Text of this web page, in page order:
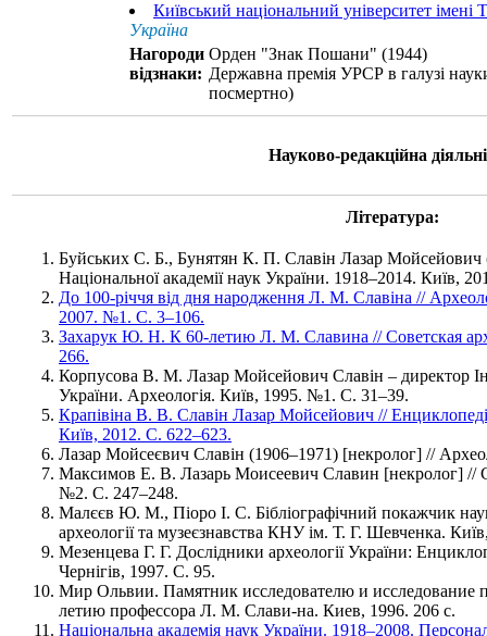
Київський національний університет імені
Україна
Нагороди
відзнаки:
Орден "Знак Пошани" (1944)
Державна премія УРСР в галузі
посмертно)
Науково-редакційна
Література:
Буйських С. Б., Бунятян К. П. Славін Лазар Мойсейович
Національної академії наук України. 1918–2014. Київ,
До 100-річчя від дня народження Л. М. Славіна //
2007. №1. С. 3–106.
Захарук Ю. Н. К 60-летию Л. М. Славина // Советская
266.
Корпусова В. М. Лазар Мойсейович Славін – директор
України. Археологія. Київ, 1995. №1. С. 31–39.
Крапівіна В. В. Славін Лазар Мойсейович //
Київ, 2012. С. 622–623.
Лазар Мойсеєвич Славін (1906–1971) [некролог] //
Максимов Е. В. Лазарь Моисеевич Славин [некролог] //
№2. С. 247–248.
Малєєв Ю. М., Піоро І. С. Бібліографічний покажчик
археології та музеєзнавства КНУ ім. Т. Г. Шевченка.
Мезенцева Г. Г. Дослідники археології України:
Чернігів, 1997. С. 95.
Мир Ольвии. Памятник исследователю и исследование
летию профессора Л. М. Слави-на. Киев, 1996. 206 с.
Національна академія наук України. 1918–2008.